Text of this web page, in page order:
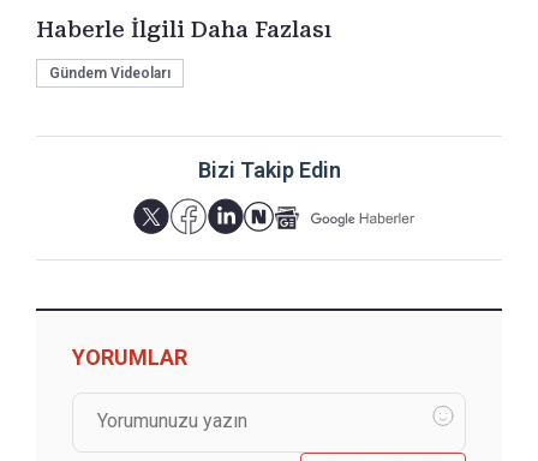
Haberle İlgili Daha Fazlası
Gündem Videoları
Bizi Takip Edin
YORUMLAR